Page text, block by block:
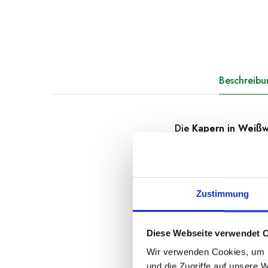
Zustimmung
Diese Webseite verwendet
Wir verwenden Cookies,
Die Kapern in
Gekennzeichnet
Perfekt geeignet,
und Pizza, fügen
raffinierte
Um die Kapern